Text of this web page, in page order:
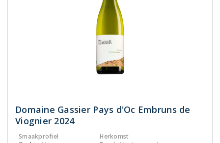
Domaine Gassier Pays d'Oc Embruns de
Viognier 2024
Smaakprofiel Herkomst